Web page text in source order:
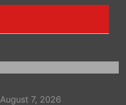
August 7, 2026